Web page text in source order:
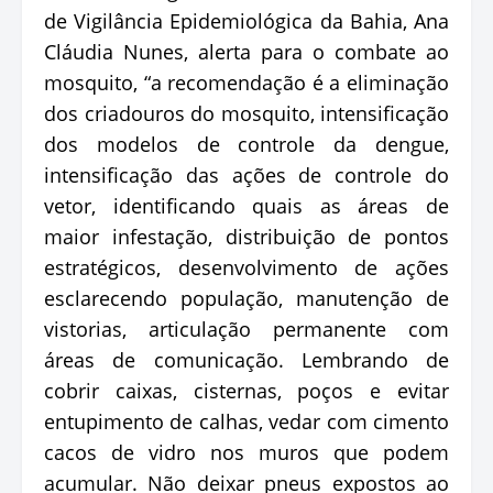
de Vigilância Epidemiológica da Bahia, Ana
Cláudia Nunes, alerta para o combate ao
mosquito, “a recomendação é a eliminação
dos criadouros do mosquito, intensificação
dos modelos de controle da dengue,
intensificação das ações de controle do
vetor, identificando quais as áreas de
maior infestação, distribuição de pontos
estratégicos, desenvolvimento de ações
esclarecendo população, manutenção de
vistorias, articulação permanente com
áreas de comunicação. Lembrando de
cobrir caixas, cisternas, poços e evitar
entupimento de calhas, vedar com cimento
cacos de vidro nos muros que podem
acumular. Não deixar pneus expostos ao